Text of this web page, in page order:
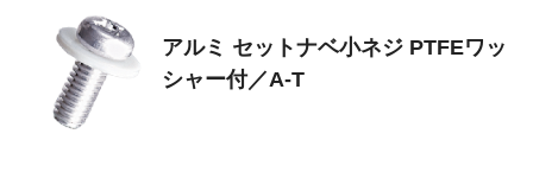
シリーズから探す
ログイン
アルミ セットナベ小ネジ PTFEワッ
シャー付／A-T